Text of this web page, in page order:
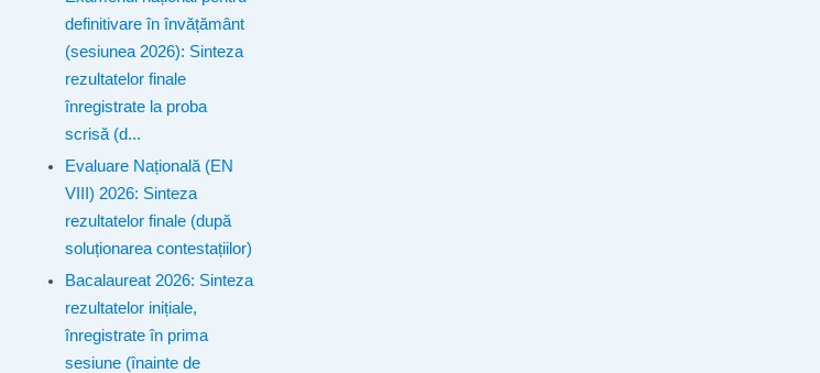
definitivare în învățământ
(sesiunea 2026): Sinteza
rezultatelor finale
înregistrate la proba
scrisă (d...
Evaluare Națională (EN
VIII) 2026: Sinteza
rezultatelor finale (după
soluționarea contestațiilor)
Bacalaureat 2026: Sinteza
rezultatelor inițiale,
înregistrate în prima
sesiune (înainte de